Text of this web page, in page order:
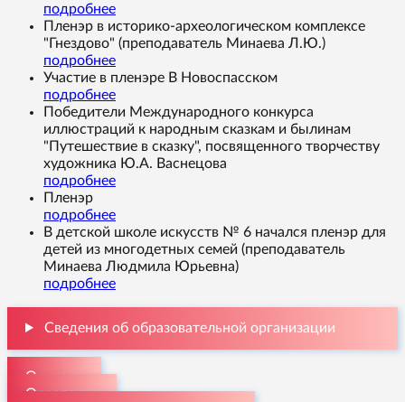
подробнее
Пленэр в историко-археологическом комплексе
"Гнездово" (преподаватель Минаева Л.Ю.)
подробнее
Участие в пленэре В Новоспасском
подробнее
Победители Международного конкурса
иллюстраций к народным сказкам и былинам
"Путешествие в сказку", посвященного творчеству
художника Ю.А. Васнецова
подробнее
Пленэр
подробнее
В детской школе искусств № 6 начался пленэр для
детей из многодетных семей (преподаватель
Минаева Людмила Юрьевна)
подробнее
Сведения об образовательной организации
О школе
Отделения